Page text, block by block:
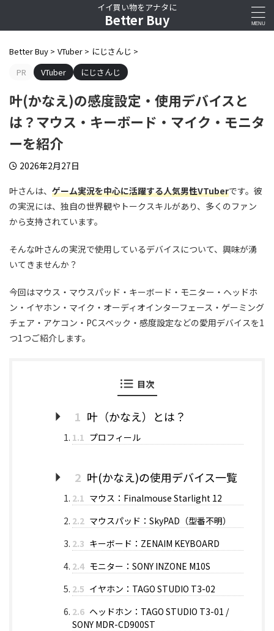
イイ買い物をアナタに
Better Buy
Better Buy > VTuber > にじさんじ >
PR
VTuber にじさんじ
叶(かなえ)の感度設定・使用デバイスと
は？マウス・キーボード・マイク・モニタ
ーを紹介
2026年2月27日
叶さんは、 ゲーム実況を中心に活躍する人気男性VTuberです。彼
の実況には、独自の世界観やトークスキルがあり、多くのファン
から支持されています。
そんな叶さんの実況で使用しているデバイスについて、興味が湧
いてきませんか？
今回はマウス・マウスパッド・キーボード・モニター・ヘッドホ
ン・イヤホン・マイク・オーディオインターフェース・ゲーミング
チェア・アケコン・PCスペック・感度設定などの愛用デバイスを1
つ1つご紹介します。
目次
1 叶（かなえ）とは？
1.1 プロフィール
2 叶(かなえ)の使用デバイス一覧
2.1 マウス：Finalmouse Starlight 12
2.2 マウスパッド：SkyPAD（型番不明）
2.3 キーボード：ZENAIM KEYBOARD
2.4 モニター：SONY INZONE M10S
2.5 イヤホン：TAGO STUDIO T3-02
2.6 ヘッドホン：TAGO STUDIO T3-01 /
SONY MDR-CD900ST